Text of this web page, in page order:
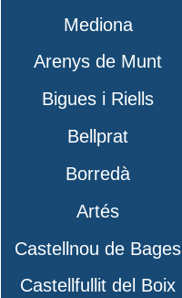
Mediona
Arenys de Munt
Bigues i Riells
Bellprat
Borredà
Artés
Castellnou de Bages
Castellfullit del Boix